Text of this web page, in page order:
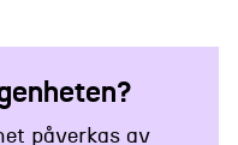
påverkas av